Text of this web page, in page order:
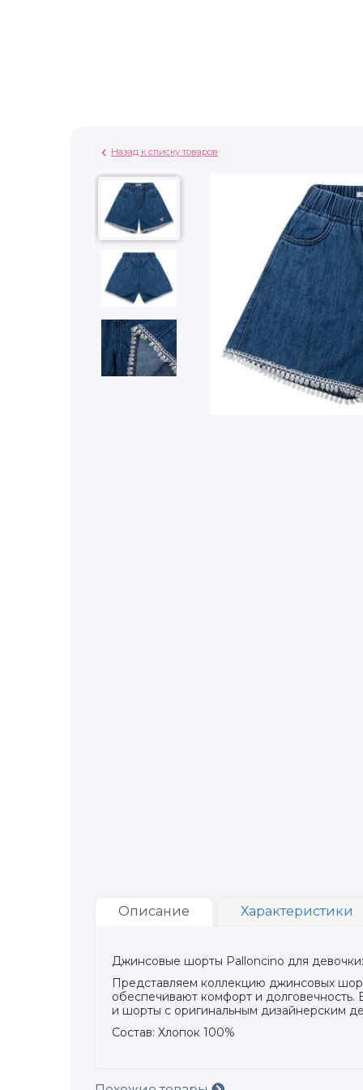
Назад к списку товаров
Описание Характеристики
Джинсовые шорты Palloncino для
Представляем коллекцию джинсовых
обеспечивают комфорт и
и шорты с оригинальным дизайнерским
Состав: Хлопок 100%